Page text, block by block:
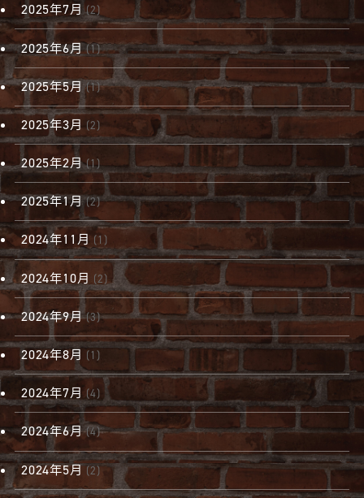
2025年7月 (2)
2025年6月(1)
2025年5月 (1)
2025年3月 (2)
2025年2月(1)
2025年1月(2)
2024年11月 (1)
2024年10月 (2)
2024年9月(3)
2024年8月 (1)
2024年7月 (4)
2024年6月(4)
2024年5月 (2)